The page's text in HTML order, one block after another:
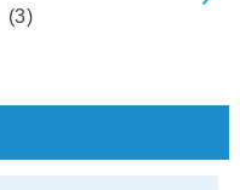
(3)